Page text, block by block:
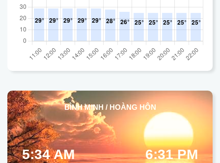
BÌNH MINH / HOÀNG HÔN
5:34 AM 6:31 PM